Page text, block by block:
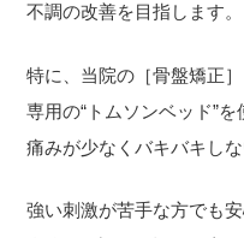
不調の改善を目指します。
特に、当院の［骨盤矯正
専用の“トムソンベッド”を
痛みが少なくバキバキし
強い刺激が苦手な方でも安